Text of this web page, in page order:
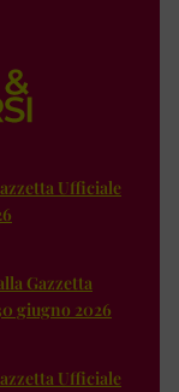
Ufficiale
Gazzetta
giugno 2026
Ufficiale